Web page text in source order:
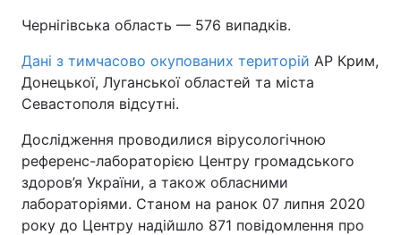
Чернігівська область — 576 випадків.
Дані з тимчасово окупованих територій АР Крим,
Донецької, Луганської областей та міста
Севастополя відсутні.
Дослідження проводилися вірусологічною
референс-лабораторією Центру громадського
здоров’я України, а також обласними
лабораторіями. Станом на ранок 07 липня 2020
року до Центру надійшло 871 повідомлення про